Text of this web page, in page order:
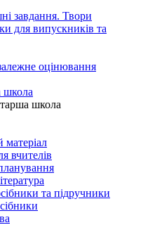
завдання. Твори
для випускників та
оцінювання
школа
школа
вчителів
та підручники